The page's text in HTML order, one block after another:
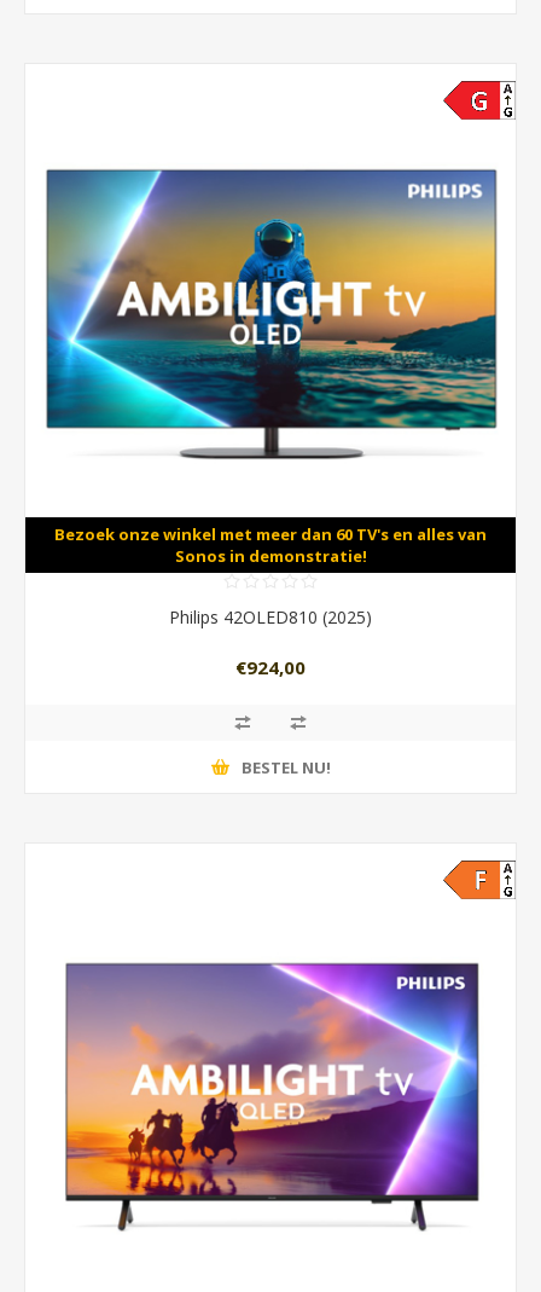
Bezoek onze winkel met meer dan 60 TV's en alles van
Sonos in demonstratie!
Philips 42OLED810 (2025)
€924,00
BESTEL NU!